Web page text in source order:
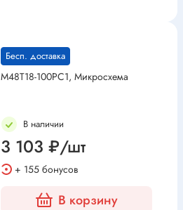
Бесп. доставка
M48T18-100PC1, Микросхема
В наличии
3 103 ₽/шт
+ 155 бонусов
В корзину